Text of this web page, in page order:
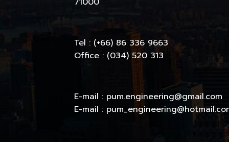
Tel : (+66) 86 336 9663
Office : (034) 520 313
E-mail : pum.engineering@gmail.com
E-mail :